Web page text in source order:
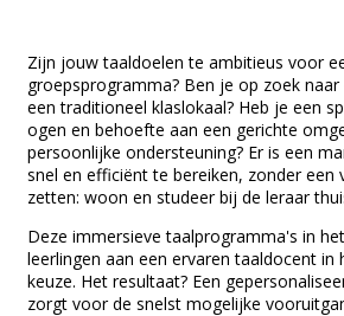
Zijn jouw taaldoelen te ambitieus voor
groepsprogramma? Ben je op zoek
een traditioneel klaslokaal? Heb je een
ogen en behoefte aan een gerichte
persoonlijke ondersteuning? Er is een
snel en efficiënt te bereiken, zonder een
zetten: woon en studeer bij de leraar
Deze immersieve taalprogramma's in
leerlingen aan een ervaren taaldocent in
keuze. Het resultaat? Een
zorgt voor de snelst mogelijke